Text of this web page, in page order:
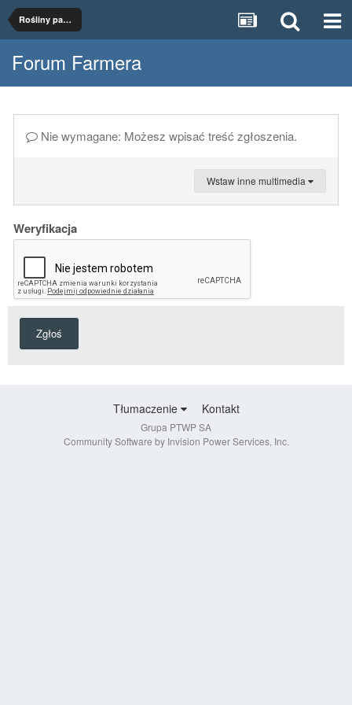
Rośliny paszowe
Forum Farmera
Nie wymagane: Możesz wpisać treść zgłoszenia.
Wstaw inne multimedia
Weryfikacja
Zgłoś
Tłumaczenie Kontakt
Grupa PTWP SA
Community Software by Invision Power Services, Inc.